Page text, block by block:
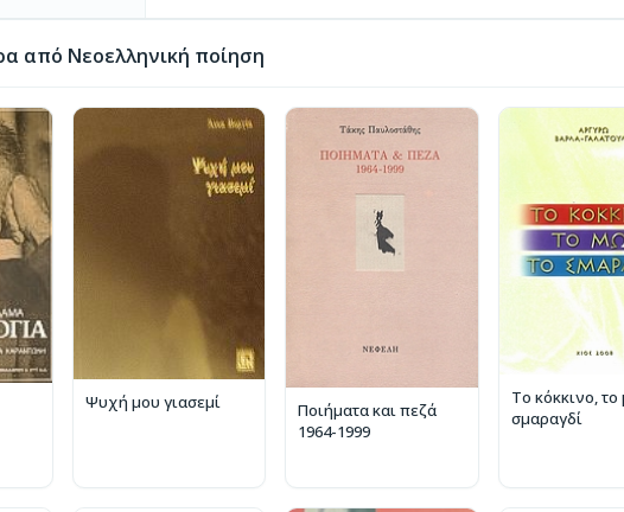
από Νεοελληνική ποίηση
Ψυχή μου γιασεμί
Ποιήματα και πεζά
1964-1999
Το κόκκινο,
σμαραγδί